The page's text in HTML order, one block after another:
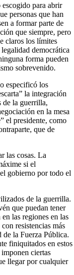
para abrir
personas que han
a formar parte de
que siempre, pero
claros los límites
democrática
forma pueden
sobrevenido.
especificó los
la integración
de la guerrilla,
en la mesa
el presidente, como
que de
las cosas. La
si el
gobierno por todo el
de la guerrilla.
que puedan tener
las regiones en las
resistencias más
de la Fuerza Pública.
finiquitados en estos
ciertas
llegar por cualquier